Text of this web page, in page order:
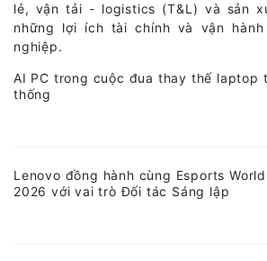
lẻ, vận tải - logistics (T&L) và sản
những lợi ích tài chính và vận
nghiệp.
AI PC trong cuộc đua thay thế laptop
thống
Lenovo đồng hành cùng Esports
2026 với vai trò Đối tác Sáng lập